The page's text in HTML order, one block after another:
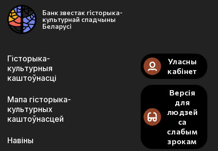
Банк звестак гісторыка-
культурнай спадчыны
Беларусі
Гісторыка-
культурныя
каштоўнасці
Мапа гісторыка-
культурных
каштоўнасцей
Навіны
Уласны
кабінет
Версія
для
людзей
са
слабым
зрокам